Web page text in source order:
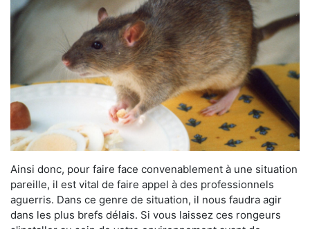
Ainsi donc, pour faire face convenablement à une situation
pareille, il est vital de faire appel à des professionnels
aguerris. Dans ce genre de situation, il nous faudra agir
dans les plus brefs délais. Si vous laissez ces rongeurs